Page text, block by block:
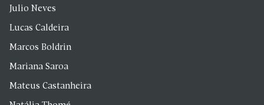
Julio Neves
Lucas Caldeira
Marcos Boldrin
Mariana Saroa
Mateus Castanheira